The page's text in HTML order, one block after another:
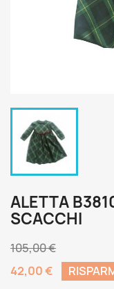
ALETTA
SCACCHI
105,00 €
42,00 €